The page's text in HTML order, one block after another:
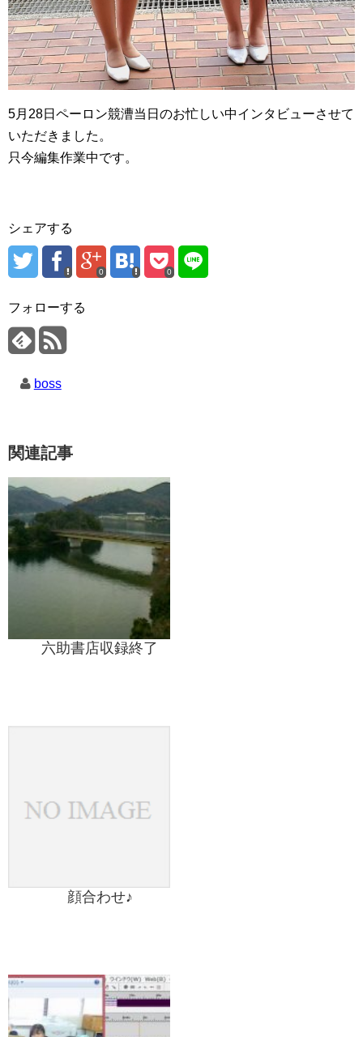
5月28日ペーロン競漕当日のお忙しい中インタビューさせて
いただきました。
只今編集作業中です。
シェアする
0 0
フォローする
boss
関連記事
六助書店収録終了
顔合わせ♪